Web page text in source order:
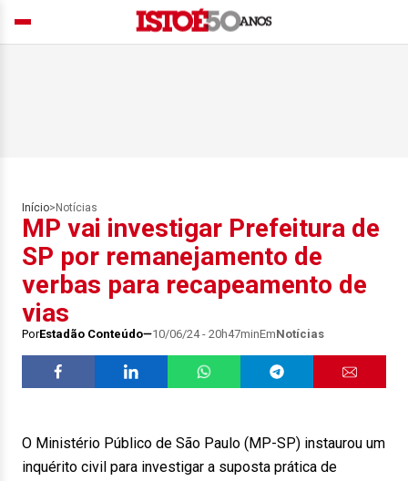
Início> Notícias
MP vai investigar Prefeitura de
SP por remanejamento de
verbas para recapeamento de
vias
PorEstadão Conteúdo 10/06/24 - 20h47minEmNotícias
O Ministério Público de São Paulo (MP-SP) instaurou um
inquérito civil para investigar a suposta prática de